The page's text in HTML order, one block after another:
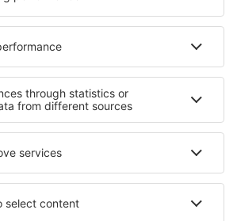
Nationalpark
Nationalpark Hotels in Atlantico
la Luz
Hotels in Tambopata